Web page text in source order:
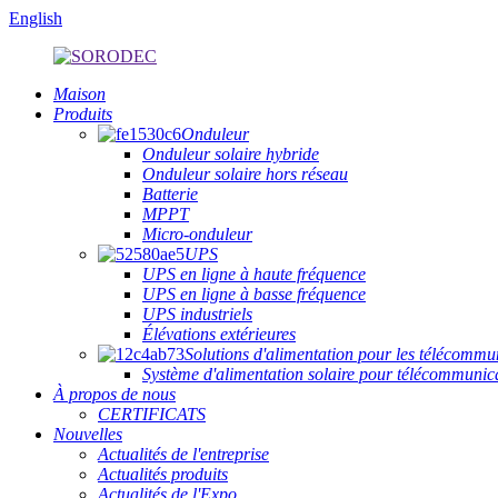
English
Maison
Produits
Onduleur
Onduleur solaire hybride
Onduleur solaire hors réseau
Batterie
MPPT
Micro-onduleur
UPS
UPS en ligne à haute fréquence
UPS en ligne à basse fréquence
UPS industriels
Élévations extérieures
Solutions d'alimentation pour les
Système d'alimentation solaire pour
À propos de nous
CERTIFICATS
Nouvelles
Actualités de l'entreprise
Actualités produits
Actualités de l'Expo